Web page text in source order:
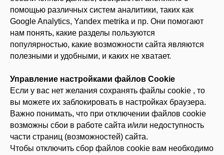
помощью различных систем аналитики, таких как
Google Analytics, Yandex metrika и пр. Они помогают
нам понять, какие разделы пользуются
популярностью, какие возможности сайта являются
полезными и удобными, и каких не хватает.
Управление настройками файлов Cookie
Если у вас нет желания сохранять файлы cookie , то
вы можете их заблокировать в настройках браузера.
Важно понимать, что при отключении файлов cookie
возможны сбои в работе сайта и/или недоступность
части страниц (возможностей) сайта.
Чтобы отключить сбор файлов cookie вам необходимо